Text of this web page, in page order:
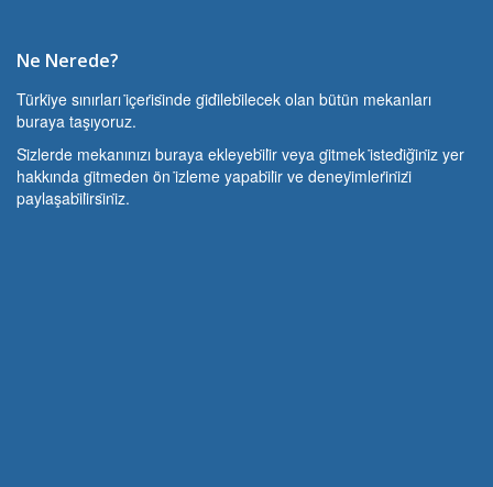
Ne Nerede?
Türki̇ye sınırları i̇çeri̇si̇nde gi̇di̇lebi̇lecek olan bütün mekanları
buraya taşıyoruz.
Si̇zlerde mekanınızı buraya ekleyebi̇li̇r veya gi̇tmek i̇stedi̇ği̇ni̇z yer
hakkında gi̇tmeden ön i̇zleme yapabi̇li̇r ve deneyi̇mleri̇ni̇zi̇
paylaşabi̇li̇rsi̇ni̇z.